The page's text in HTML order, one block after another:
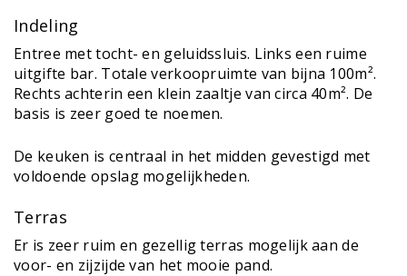
Indeling
Entree met tocht- en geluidssluis. Links een ruime
uitgifte bar. Totale verkoopruimte van bijna 100m².
Rechts achterin een klein zaaltje van circa 40m². De
basis is zeer goed te noemen.
De keuken is centraal in het midden gevestigd met
voldoende opslag mogelijkheden.
Terras
Er is zeer ruim en gezellig terras mogelijk aan de
voor- en zijzijde van het mooie pand.